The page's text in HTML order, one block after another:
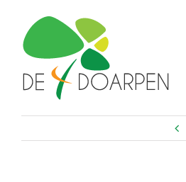
inhoud